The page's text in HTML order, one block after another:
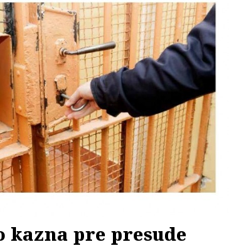
pre presude